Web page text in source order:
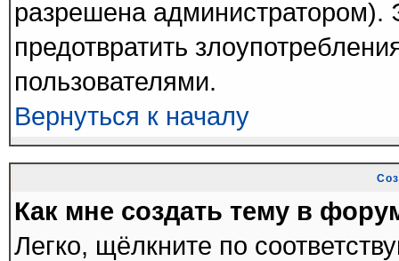
разрешена администратором).
предотвратить
пользователями.
Вернуться к началу
Как мне создать тему в
Легко, щёлкните по